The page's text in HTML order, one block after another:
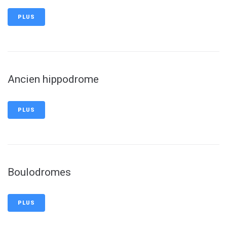
PLUS
Ancien hippodrome
PLUS
Boulodromes
PLUS